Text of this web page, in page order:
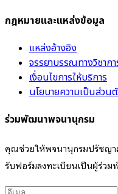
กฎหมายและแหล่งข้อมูล
แหล่งอ้างอิง
จรรยาบรรณทางวิชากา
เงื่อนไขการให้บริการ
นโยบายความเป็นส่วน
ร่วมพัฒนาพจนานุกรม
คุณช่วยให้พจนานุกรมปรัชญา
รับฟอร์มลงทะเบียนเป็นผู้ร่วม